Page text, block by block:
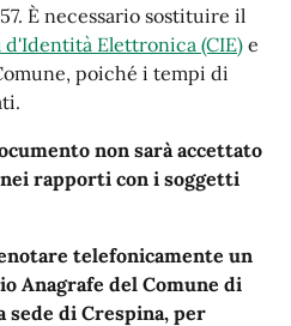
È necessario sostituire il
d'Identità Elettronica (CIE)e
poiché i tempi di
non sarà accettato
rapporti con i soggetti
telefonicamente un
Anagrafe del Comune di
sede di Crespina, per